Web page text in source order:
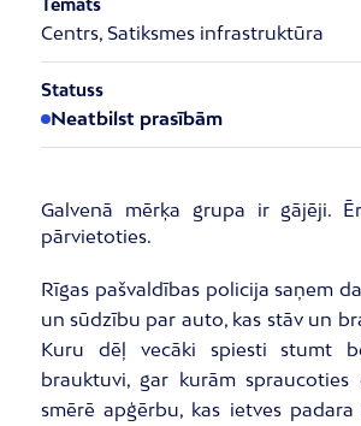
Centrs, Satiksmes infrastruktūra
Statuss
Neatbilst prasībām
Galvenā mērķa grupa ir gājēji.
pārvietoties.
Rīgas pašvaldības policija saņem
un sūdzību par auto, kas stāv un
Kuru dēļ vecāki spiesti stumt
brauktuvi, gar kurām
smērē apģērbu, kas ietves padara